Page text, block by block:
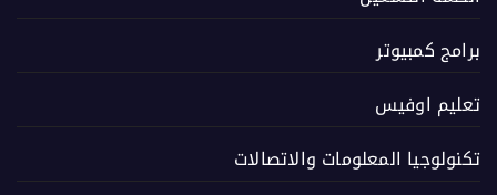
برامج كمبيوتر
تعليم اوفيس
تكنولوجيا المعلومات والاتصالات